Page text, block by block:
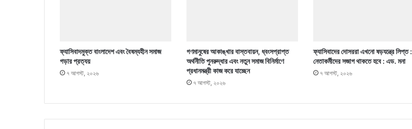
ফ্যাসিবাদমুক্ত বাংলাদেশ এবং বৈষম্যহীন সমাজ
গড়ার প্রত্যয়
৭ আগস্ট, ২০২৬
গণমানুষের আকাঙ্খার বাস্তবায়ন, ধ্বংসপ্রাপ্ত
অর্থনীতি পুনরুদ্ধার এবং নতুন সমাজ বিনির্মাণে
প্রধানমন্ত্রী কাজ করে যাচ্ছেন
৭ আগস্ট, ২০২৬
ফ্যাসিবাদের দোসররা এখনো ষড়যন্ত্রে লিপ্ত :
নেতাকর্মীদের সজাগ থাকতে হবে : এড. মনা
৭ আগস্ট, ২০২৬